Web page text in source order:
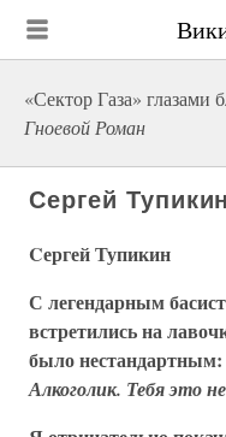
«Сектор Газа» глазами
Гноевой Роман
Cергей Тупикин
Cергей Тупикин
С легендарным
встретились на
было
Алкоголик. Тебя это